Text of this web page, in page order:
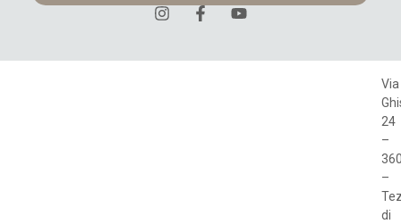
Via
24
–
–
di